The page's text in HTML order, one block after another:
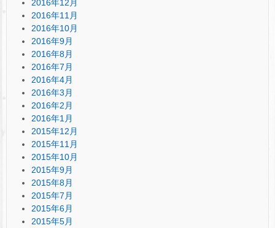
2016年12月
2016年11月
2016年10月
2016年9月
2016年8月
2016年7月
2016年4月
2016年3月
2016年2月
2016年1月
2015年12月
2015年11月
2015年10月
2015年9月
2015年8月
2015年7月
2015年6月
2015年5月